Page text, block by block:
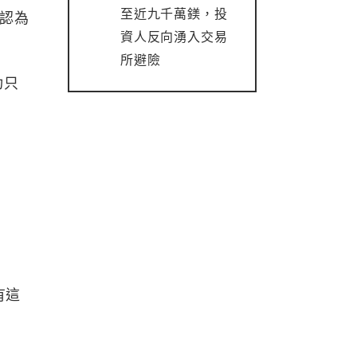
為
這
至近九千萬鎂，投
資人反向湧入交易
所避險